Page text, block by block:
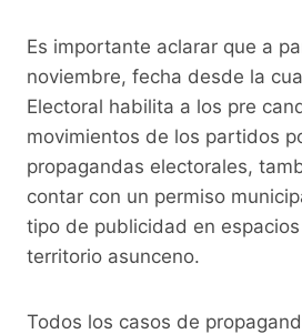
Es importante aclarar que a
noviembre, fecha desde la
Electoral habilita a los pre
movimientos de los partidos
propagandas electorales,
contar con un permiso
tipo de publicidad en
territorio asunceno.
Todos los casos de